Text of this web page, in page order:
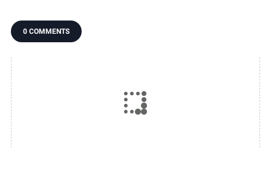
0 COMMENTS